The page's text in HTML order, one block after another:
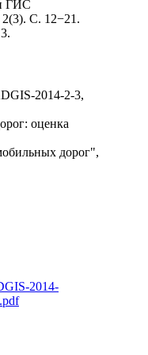
ГИС
С. 12−21.
2014-2-3,
оценка
дорог",
2014-